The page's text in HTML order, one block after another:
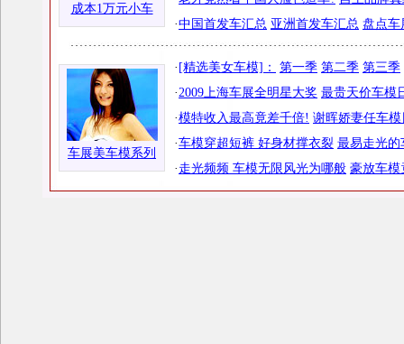
成本1万元小车
·中国首发车汇总 亚洲首发车汇总 盘点车
车展美车模系列
· [精选美女车模]： 第一季 第二季 第三季
·2009上海车展全明星大奖 最贵天价车模
·模特收入最高竟差千倍! 谢晖娇妻任车
·车模穿超短裤 好身材撑衣裂 最易走光的
· 走光频频 车模无限风光为哪般 豪放车模